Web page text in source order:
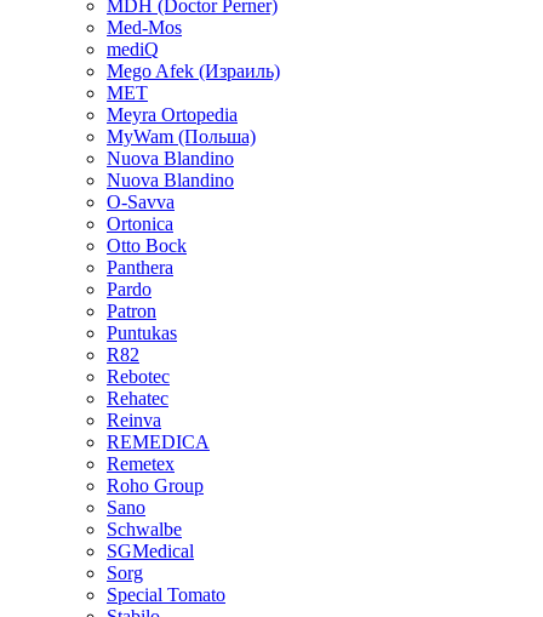
MDH (Doctor Perner)
Med-Mos
mediQ
Mego Afek (Израиль)
MET
Meyra Ortopedia
MyWam (Польша)
Nuova Blandino
Nuova Blandino
O-Savva
Ortonica
Otto Bock
Panthera
Pardo
Patron
Puntukas
R82
Rebotec
Rehatec
Reinva
REMEDICA
Remetex
Roho Group
Sano
Schwalbe
SGMedical
Sorg
Special Tomato